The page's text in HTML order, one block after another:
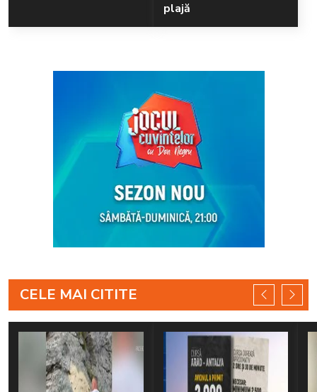
plajă
CELE MAI CITITE